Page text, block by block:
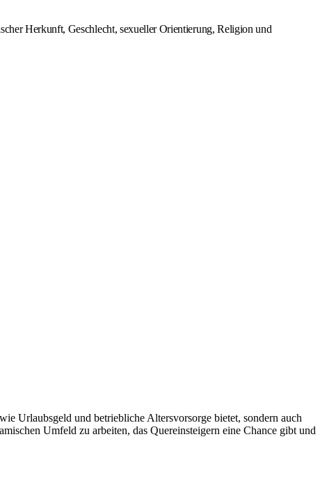
Herkunft, Geschlecht, sexueller Orientierung, Religion und
Urlaubsgeld und betriebliche Altersvorsorge bietet, sondern auch
Umfeld zu arbeiten, das Quereinsteigern eine Chance gibt und